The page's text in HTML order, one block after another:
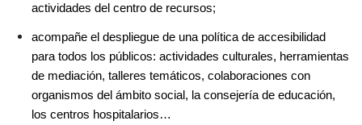
actividades del centro de recursos;
acompañe el despliegue de una política de accesibilidad
para todos los públicos: actividades culturales, herramientas
de mediación, talleres temáticos, colaboraciones con
organismos del ámbito social, la consejería de educación,
los centros hospitalarios…